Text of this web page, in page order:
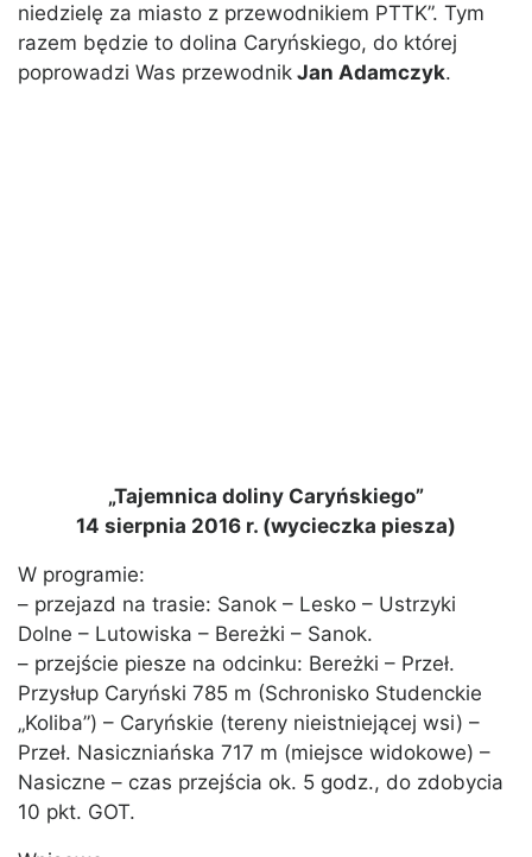
niedzielę za miasto z przewodnikiem PTTK”. Tym
razem będzie to dolina Caryńskiego, do której
poprowadzi Was przewodnik Jan Adamczyk.
„Tajemnica doliny Caryńskiego”
14 sierpnia 2016 r. (wycieczka piesza)
W programie:
– przejazd na trasie: Sanok – Lesko – Ustrzyki
Dolne – Lutowiska – Bereżki – Sanok.
– przejście piesze na odcinku: Bereżki – Przeł.
Przysłup Caryński 785 m (Schronisko Studenckie
„Koliba”) – Caryńskie (tereny nieistniejącej wsi) –
Przeł. Nasiczniańska 717 m (miejsce widokowe) –
Nasiczne – czas przejścia ok. 5 godz., do zdobycia
10 pkt. GOT.